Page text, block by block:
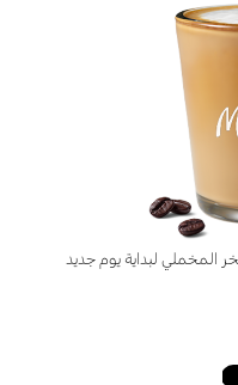
المخملي لبداية يوم جديد